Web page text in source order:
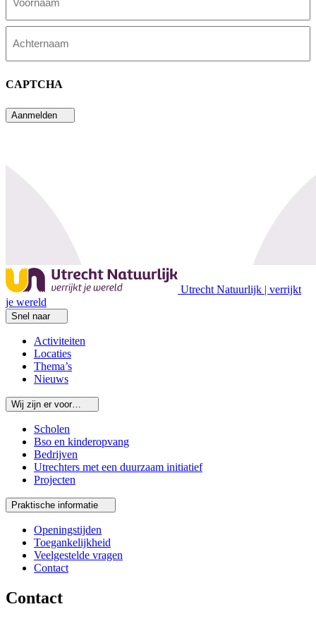
Voornaam
CAPTCHA
Aanmelden
Utrecht Natuurlijk | verrijkt
je wereld
Snel naar
Activiteiten
Locaties
Thema’s
Nieuws
Wij zijn er voor…
Scholen
Bso en kinderopvang
Bedrijven
Utrechters met een duurzaam initiatief
Projecten
Praktische informatie
Openingstijden
Toegankelijkheid
Veelgestelde vragen
Contact
Contact